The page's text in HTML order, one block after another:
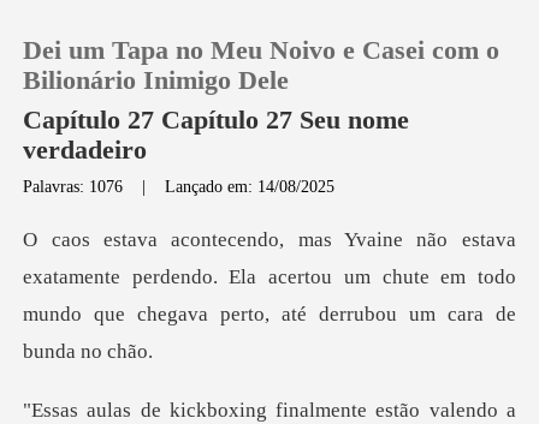
Loja
Histórico
Dei um Tapa no Meu Noivo e Casei com o
Bilionário Inimigo Dele
Capítulo 27 Capítulo 27 Seu nome
verdadeiro
Palavras: 1076 |Lançado em: 14/08/2025
mente perdendo. Ela acertou um chute em todo
mundo que
ente estão valendo a